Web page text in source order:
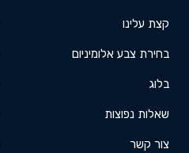
קצת עלינו
בחירת צבע אלומיניום
בלוג
שאלות נפוצות
צור קשר